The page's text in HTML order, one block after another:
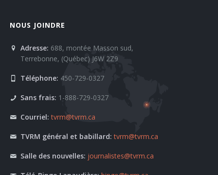
NOUS JOINDRE
Adresse: 688, montée Masson sud,
Terrebonne, (Québec) J6W 2Z9
Téléphone: 450-729-0327
Sans frais: 1-888-729-0327
Courriel: tvrm@tvrm.ca
TVRM général et babillard: tvrm@tvrm.ca
Salle des nouvelles: journalistes@tvrm.ca